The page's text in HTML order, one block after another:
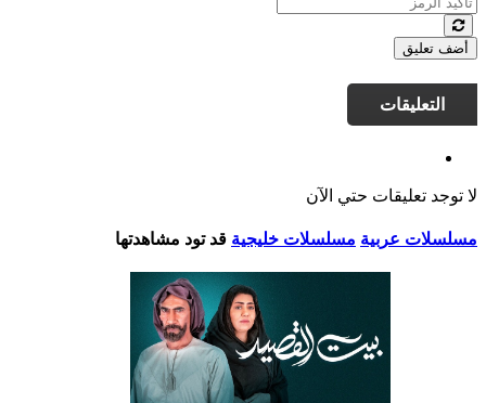
أضف تعليق
التعليقات
لا توجد تعليقات حتي الآن
مسلسلات عربية مسلسلات خليجية قد تود مشاهدتها